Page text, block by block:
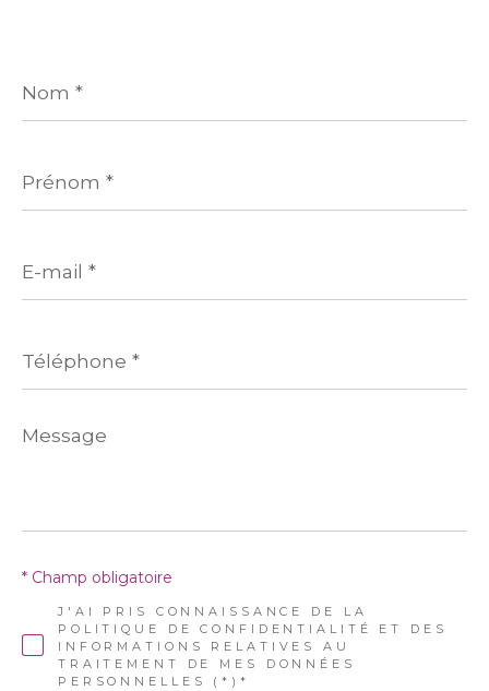
*
*
mail
*
*
Message
*
J'AI PRIS CONNAISSANCE DE LA
POLITIQUE DE CONFIDENTIALITÉ ET DES
INFORMATIONS RELATIVES AU
TRAITEMENT DE MES DONNÉES
PERSONNELLES (*)*
* Champ obligatoire